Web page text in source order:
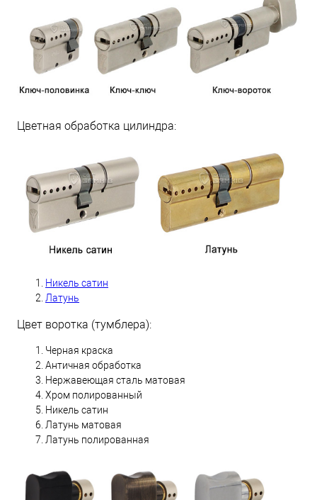
Цветная обработка цилиндра:
Никель сатин
Латунь
Цвет воротка (тумблера):
Черная краска
Античная обработка
Нержавеющая сталь матовая
Хром полированный
Никель сатин
Латунь матовая
Латунь полированная